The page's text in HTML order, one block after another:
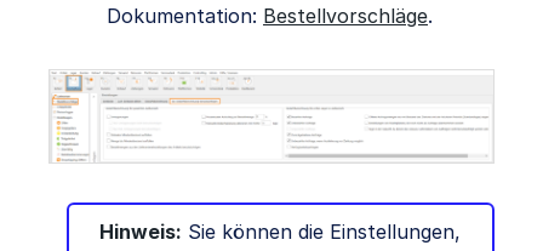
Dokumentation: Bestellvorschläge.
Hinweis: Sie können die Einstellungen,